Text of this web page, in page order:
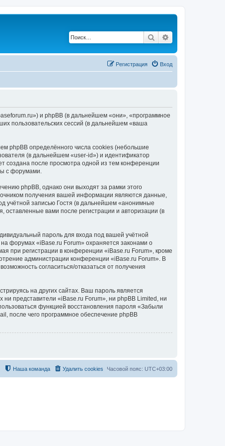
Поиск
Вход
Регистрация
и phpBB (в дальнейшем «они», «программное
пользовательских сессий (в дальнейшем «ваша
phpBB определённого числа cookies (небольшие
(в дальнейшем «user-id») и идентификатор
создана после просмотра одной из тем конференции
с форумами.
phpBB, однако они выходят за рамки этого
получения вашей информации являются данные,
учётной записью Гостя (в дальнейшем «анонимные
вами после регистрации и авторизации (в
пароль для входа под вашей учётной
форумах «iBase.ru Forum» охраняется законами о
при регистрации в конференции «iBase.ru Forum», кроме
администрации конференции «iBase.ru Forum». В
согласиться/отказаться от получения
на других сайтах. Ваш пароль является
ни представители «iBase.ru Forum», ни phpBB Limited, ни
функцией восстановления пароля «Забыли
после чего программное обеспечение phpBB
Часовой пояс: UTC+03:00
Удалить cookies
Наша команда